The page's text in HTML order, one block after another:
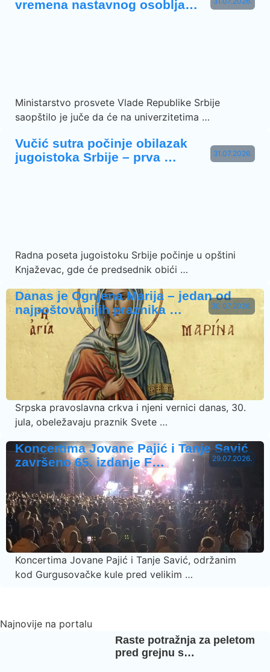
vremena nastavnog osoblja…
Ministarstvo prosvete Vlade Republike Srbije
saopštilo je juče da će na univerzitetima …
31.07.2026.
Vučić sutra počinje obilazak
jugoistoka Srbije – prva …
Radna poseta jugoistoku Srbije počinje u opštini
Knjaževac, gde će predsednik obići …
30.07.2026.
Danas je Ognjena Marija – jedan od
najpoštovanijih praznika …
Srpska pravoslavna crkva i njeni vernici danas, 30.
jula, obeležavaju praznik Svete …
29.07.2026.
Koncertima Jovane Pajić i Tanje Savić
završeno 65. izdanje F…
Koncertima Jovane Pajić i Tanje Savić, održanim
kod Gurgusovačke kule pred velikim …
Najnovije na portalu
Raste potražnja za peletom
pred grejnu s…